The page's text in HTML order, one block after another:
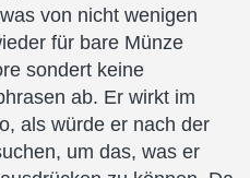
von nicht wenigen
für bare Münze
sondert keine
ab. Er wirkt im
als würde er nach der
um das, was er